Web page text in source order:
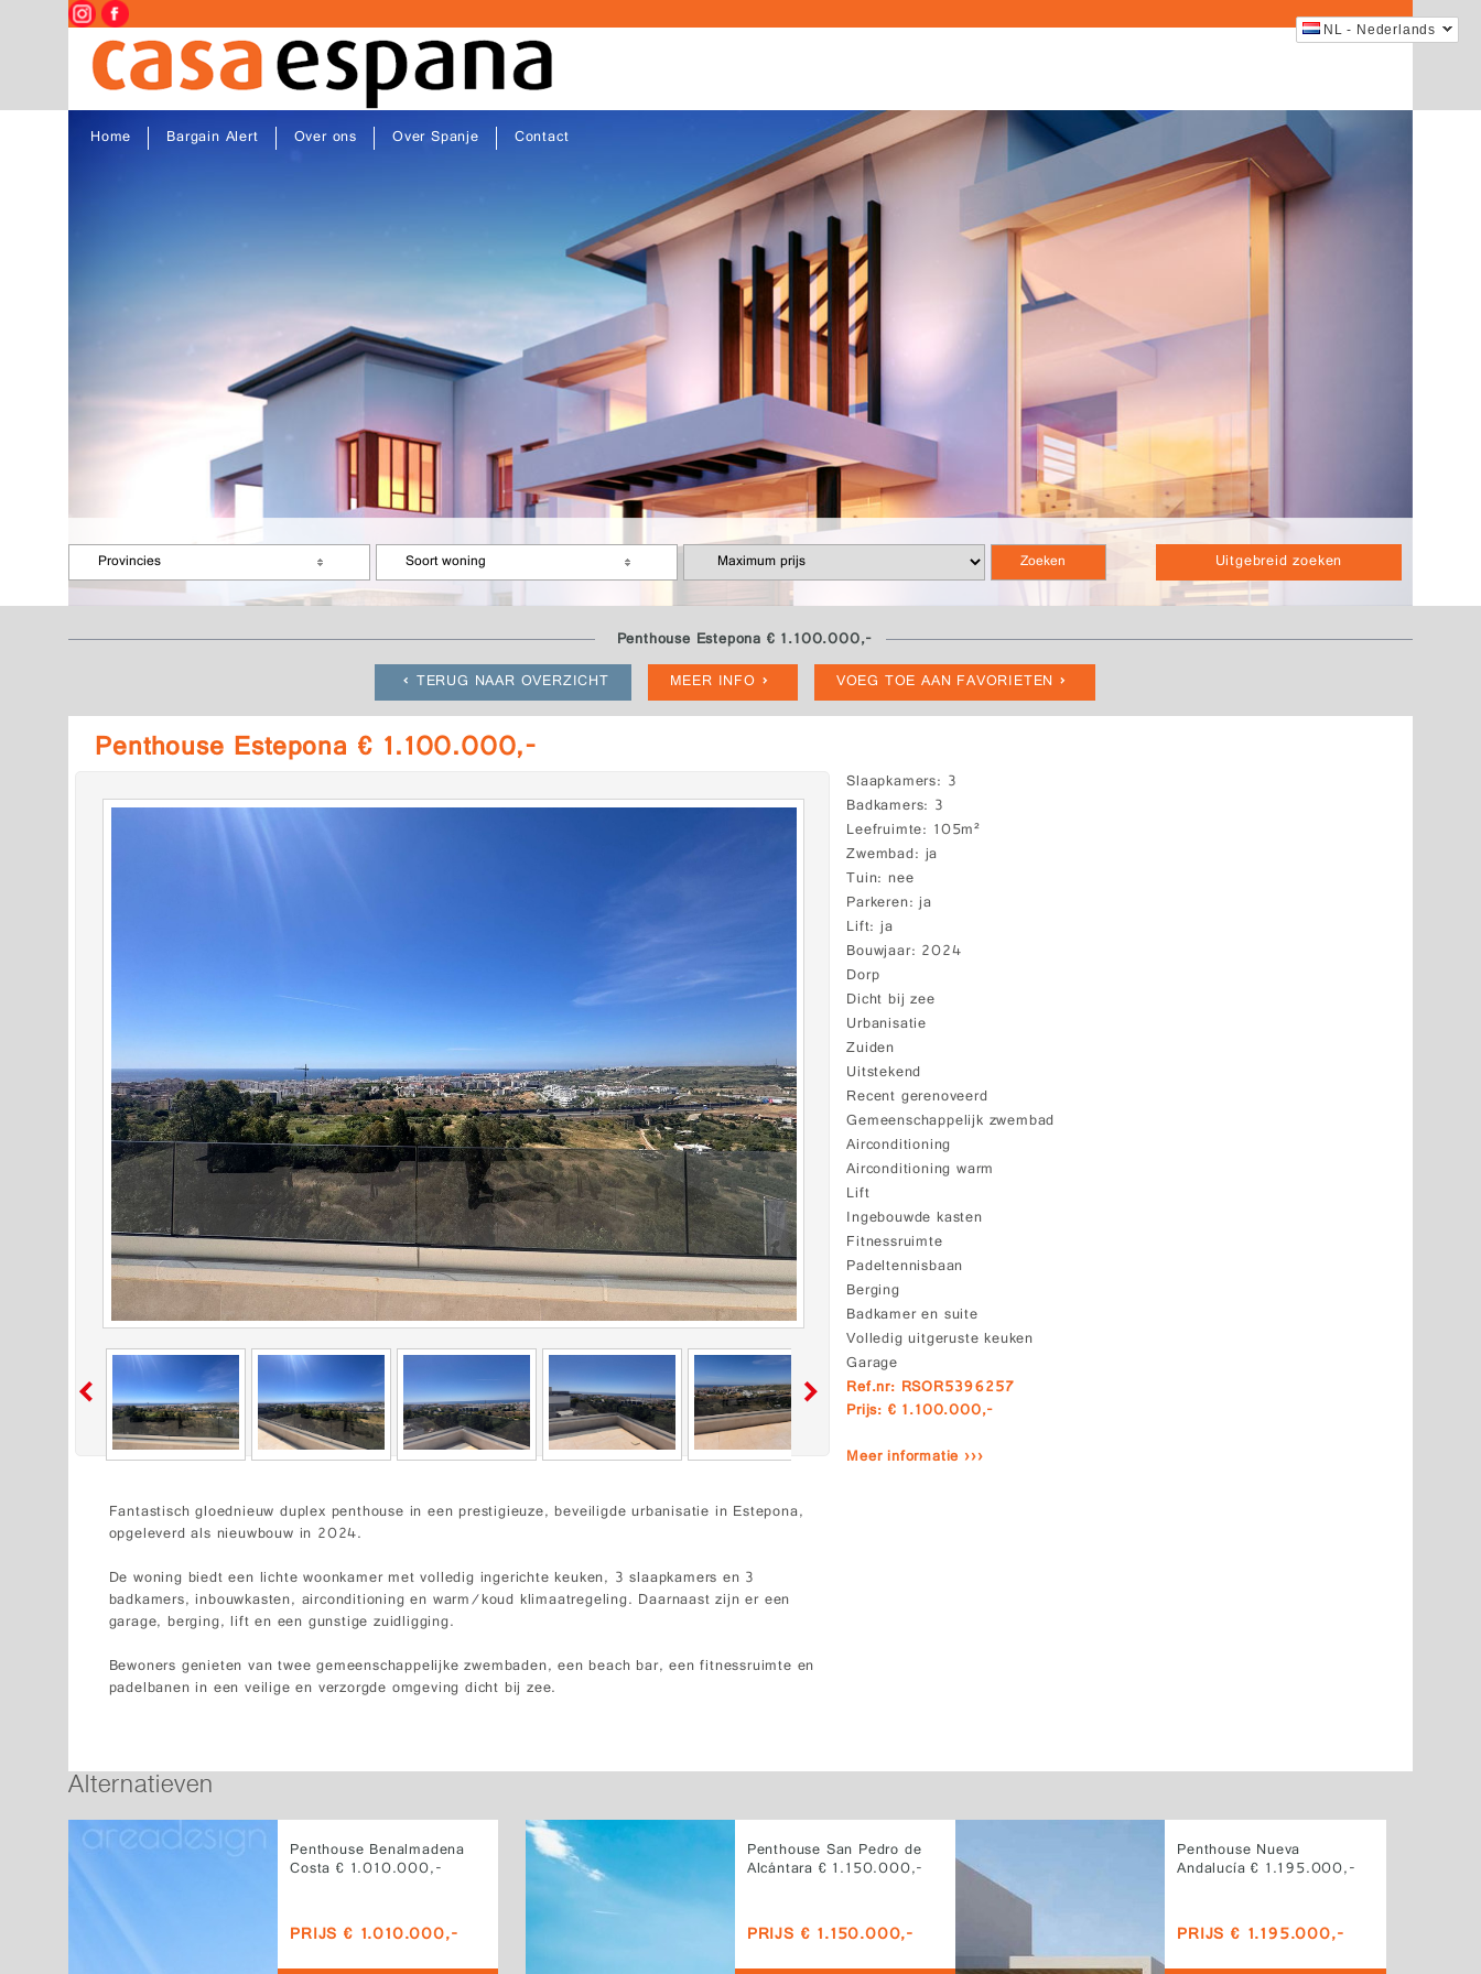
NL - Nederlands
Home Bargain Alert Over ons Over Spanje Contact
Uitgebreid zoeken
Provincies Soort woning
Penthouse Estepona € 1.100.000,-
TERUG NAAR OVERZICHT
MEER INFO VOEG TOE AAN FAVORIETEN
Penthouse Estepona € 1.100.000,-
Slaapkamers 3
Badkamers 3
Leefruimte 105m²
Zwembad ja
Tuin nee
Parkeren ja
Lift ja
Bouwjaar 2024
Dorp
Dicht bij zee
Urbanisatie
Zuiden
Uitstekend
Recent gerenoveerd
Gemeenschappelijk zwembad
Airconditioning
Airconditioning warm
Lift
Ingebouwde kasten
Fitnessruimte
Padeltennisbaan
Berging
Badkamer en suite
Volledig uitgeruste keuken
Garage
Ref.nr: RSOR5396257
Prijs: € 1.100.000,-
Meer informatie ›››
Fantastisch gloednieuw duplex penthouse in een prestigieuze, beveiligde urbanisatie in Estepona,
opgeleverd als nieuwbouw in 2024.
De woning biedt een lichte woonkamer met volledig ingerichte keuken, 3 slaapkamers en 3
badkamers, inbouwkasten, airconditioning en warm/koud klimaatregeling. Daarnaast zijn er een
garage, berging, lift en een gunstige zuidligging.
Bewoners genieten van twee gemeenschappelijke zwembaden, een beach bar, een fitnessruimte en
padelbanen in een veilige en verzorgde omgeving dicht bij zee.
Alternatieven
Penthouse Benalmadena
Costa € 1.010.000,-
PRIJS € 1.010.000,-
Penthouse San Pedro de
Alcántara € 1.150.000,-
PRIJS € 1.150.000,-
Penthouse Nueva
Andalucía € 1.195.000,-
PRIJS € 1.195.000,-